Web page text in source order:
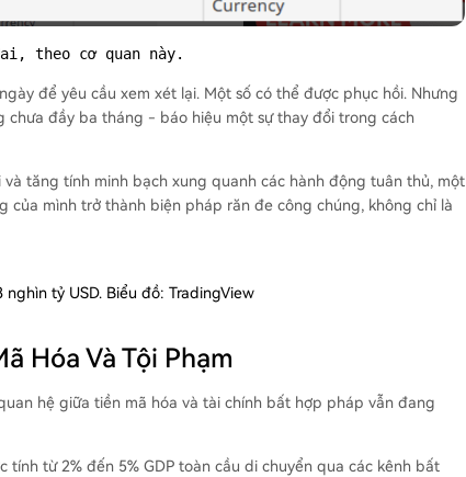
theo cơ quan này.
để yêu cầu xem xét lại. Một số có thể được phục hồi. Nhưng
đầy ba tháng - báo hiệu một sự thay đổi trong cách
tăng tính minh bạch xung quanh các hành động tuân thủ, một
của mình trở thành biện pháp răn đe công chúng, không chỉ là
tỷ USD. Biểu đồ: TradingView
Hóa Và Tội Phạm
hệ giữa tiền mã hóa và tài chính bất hợp pháp vẫn đang
tính từ 2% đến 5% GDP toàn cầu di chuyển qua các kênh bất